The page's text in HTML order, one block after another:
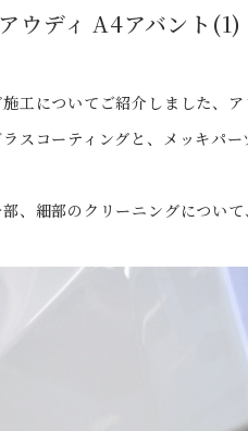
ウディ A4アバント(1)
工についてご紹介しました、
スコーティングと、メッキパ
、細部のクリーニングについて